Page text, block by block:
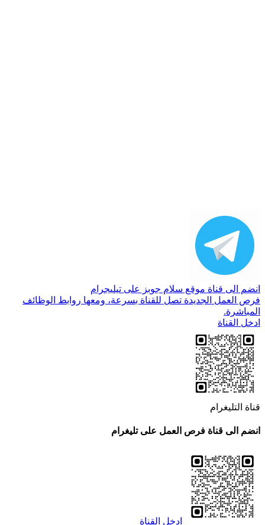
انضم الى قناة موقع سلام جوبز على تيليجرام
فرص العمل الجديدة تصل للقناة بسرعة، ومعها روابط الوظائف
المباشرة.
ادخل القناة
قناة التليغرام
انضم الى قناة فرص العمل على تليغرام
ادخل القناة